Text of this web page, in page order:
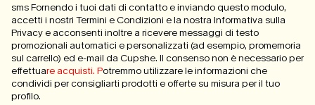
sms Fornendo i tuoi dati di contatto e inviando questo modulo,
accetti i nostri Termini e Condizioni e la nostra Informativa sulla
Privacy e acconsenti inoltre a ricevere messaggi di testo
promozionali automatici e personalizzati (ad esempio, promemoria
sul carrello) ed e-mail da Cupshe. Il consenso non è necessario per
effettuare acquisti. Potremmo utilizzare le informazioni che
condividi per consigliarti prodotti e offerte su misura per il tuo
profilo.